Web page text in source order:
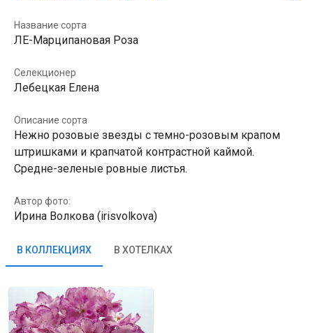
Название сорта
ЛЕ-Марципановая Роза
Селекционер
Лебецкая Елена
Описание сорта
Нежно розовые звезды с темно-розовым крапом
штришками и крапчатой контрастной каймой.
Средне-зеленые ровные листья.
Автор фото:
Ирина Волкова (irisvolkova)
В КОЛЛЕКЦИЯХ В ХОТЕЛКАХ